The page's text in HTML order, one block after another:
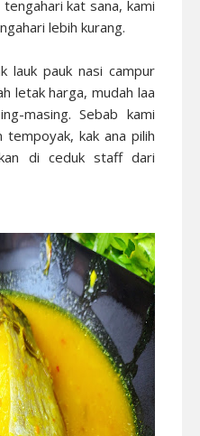
kat sana, kami
lebih kurang.
lauk pauk nasi campur
letak harga, mudah laa
masing. Sebab kami
tempoyak, kak ana pilih
di ceduk staff dari